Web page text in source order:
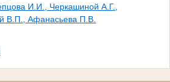
И.И., Черкашиной А.Г.,
В.П., Афанасьева П.В.